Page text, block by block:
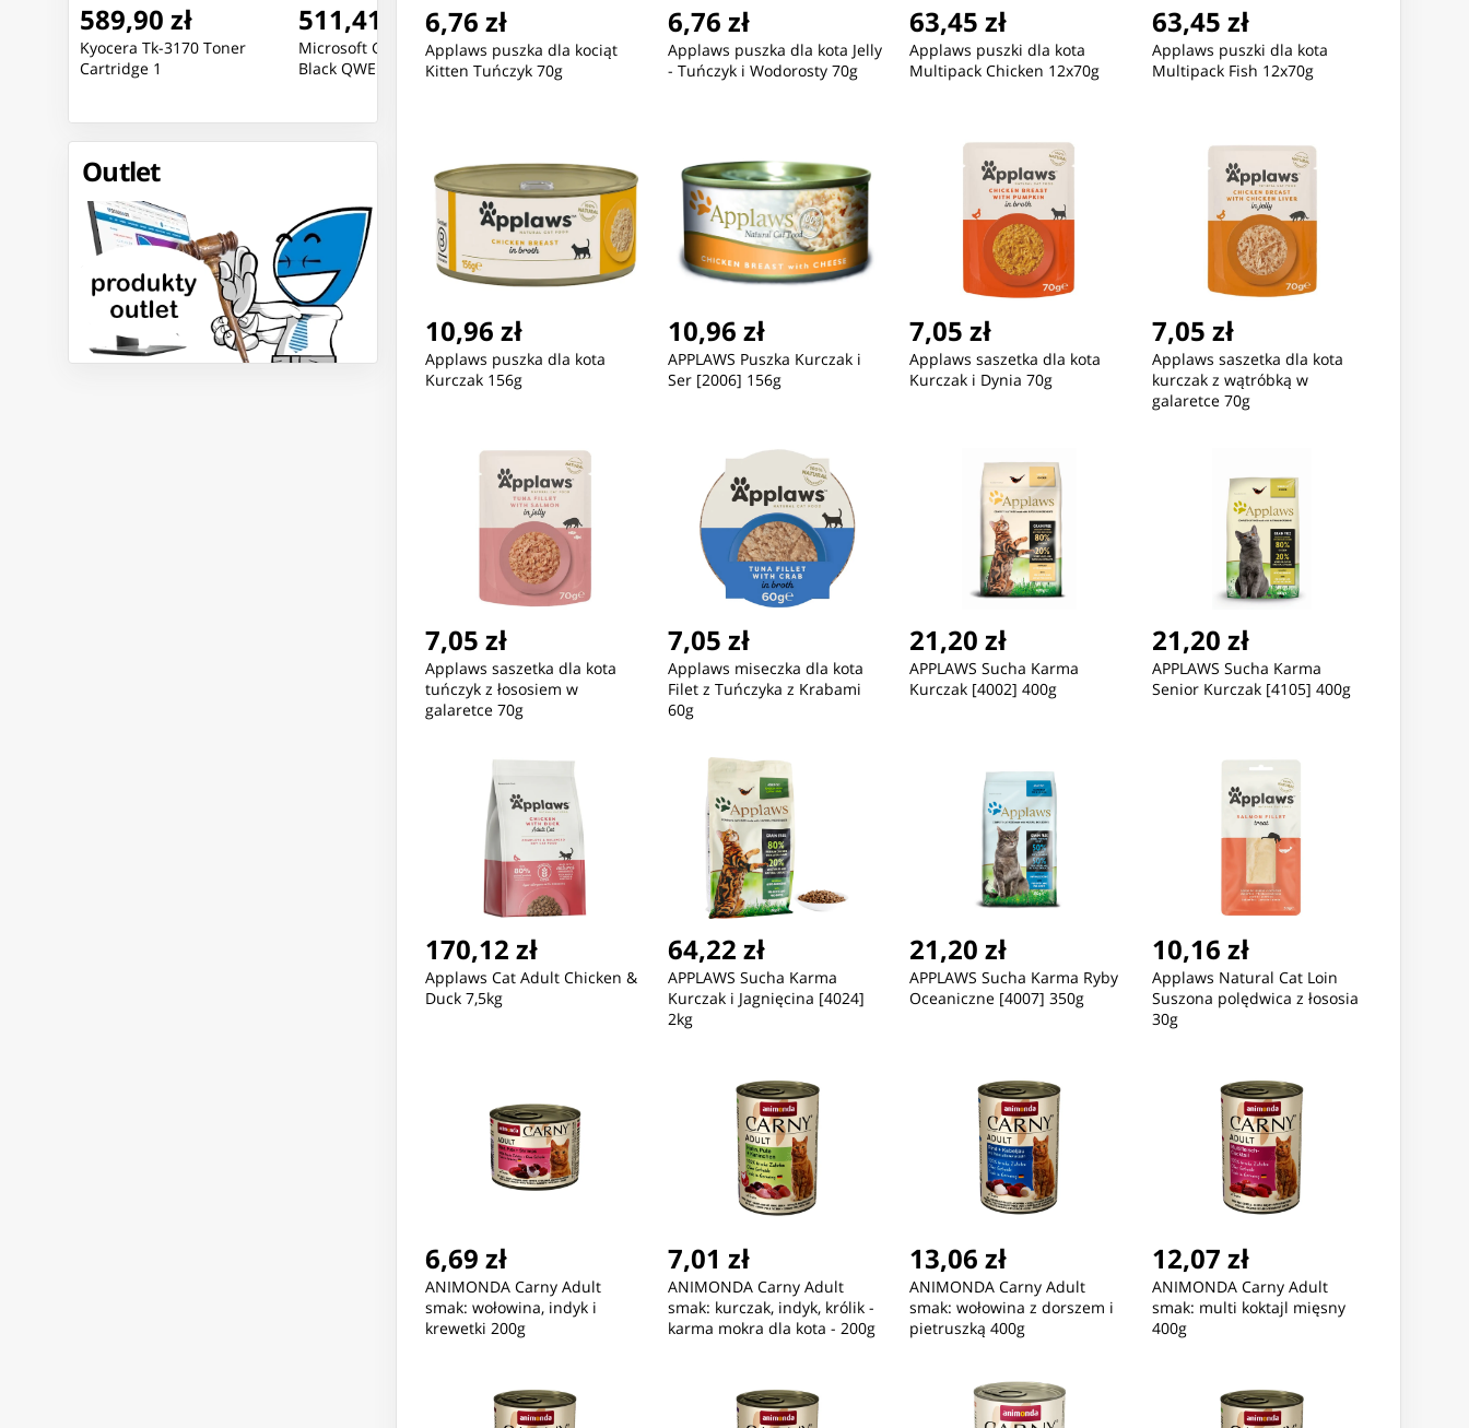
511,41 zł
Microsoft Go Type Cover
Black QWERTZ
740,15 zł
Zebra Kit, Cutter for Media
with a
Manhattan Amsterdam
Sling Backpack
4,27 zł
KLUCZ PŁASKO-OCZKOWY
8MM
4,27 zł
KLUCZ PŁASKO-OCZKOWY
10MM
5,41 zł
KLUCZ PŁASKO-OCZKOWY
13MM
Outlet
6,76 zł
Applaws puszka dla kociąt
Kitten Tuńczyk 70g
6,76 zł
Applaws puszka dla kota Jelly
- Tuńczyk i Wodorosty 70g
63,45 zł
Applaws puszki dla kota
Multipack Chicken 12x70g
63,45 zł
Applaws puszki dla kota
Multipack Fish 12x70g
10,96 zł
Applaws puszka dla kota
Kurczak 156g
10,96 zł
APPLAWS Puszka Kurczak i
Ser [2006] 156g
7,05 zł
Applaws saszetka dla kota
Kurczak i Dynia 70g
7,05 zł
Applaws saszetka dla kota
kurczak z wątróbką w
galaretce 70g
7,05 zł
Applaws saszetka dla kota
tuńczyk z łososiem w
galaretce 70g
7,05 zł
Applaws miseczka dla kota
Filet z Tuńczyka z Krabami
60g
21,20 zł
APPLAWS Sucha Karma
Kurczak [4002] 400g
21,20 zł
APPLAWS Sucha Karma
Senior Kurczak [4105] 400g
170,12 zł
Applaws Cat Adult Chicken &
Duck 7,5kg
64,22 zł
APPLAWS Sucha Karma
Kurczak i Jagnięcina [4024]
2kg
21,20 zł
APPLAWS Sucha Karma Ryby
Oceaniczne [4007] 350g
10,16 zł
Applaws Natural Cat Loin
Suszona polędwica z łososia
30g
6,69 zł
ANIMONDA Carny Adult
smak: wołowina, indyk i
krewetki 200g
7,01 zł
ANIMONDA Carny Adult
smak: kurczak, indyk, królik -
karma mokra dla kota - 200g
13,06 zł
ANIMONDA Carny Adult
smak: wołowina z dorszem i
pietruszką 400g
12,07 zł
ANIMONDA Carny Adult
smak: multi koktajl mięsny
400g